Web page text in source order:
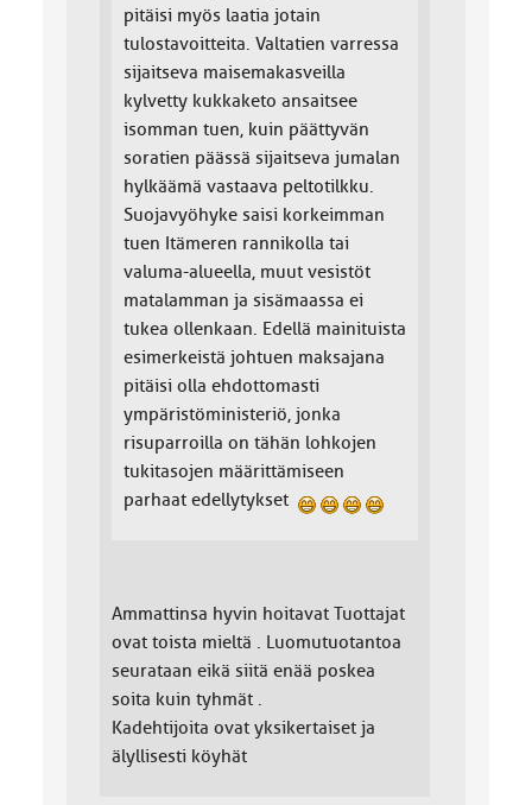
pitäisi myös laatia jotain
tulostavoitteita. Valtatien varressa
sijaitseva maisemakasveilla
kylvetty kukkaketo ansaitsee
isomman tuen, kuin päättyvän
soratien päässä sijaitseva jumalan
hylkäämä vastaava peltotilkku.
Suojavyöhyke saisi korkeimman
tuen Itämeren rannikolla tai
valuma-alueella, muut vesistöt
matalamman ja sisämaassa ei
tukea ollenkaan. Edellä mainituista
esimerkeistä johtuen maksajana
pitäisi olla ehdottomasti
ympäristöministeriö, jonka
risuparroilla on tähän lohkojen
tukitasojen määrittämiseen
parhaat edellytykset
Ammattinsa hyvin hoitavat Tuottajat
ovat toista mieltä . Luomutuotantoa
seurataan eikä siitä enää poskea
soita kuin tyhmät .
Kadehtijoita ovat yksikertaiset ja
älyllisesti köyhät